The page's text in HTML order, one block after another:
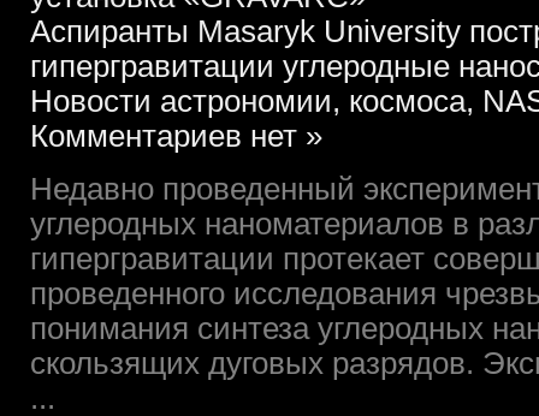
Аспиранты Masaryk University
гипергравитации углеродные
Новости астрономии, космоса,
Комментариев нет »
Недавно проведенный
углеродных наноматериалов в
гипергравитации протекает
проведенного исследования
понимания синтеза углеродных
скользящих дуговых разрядов.
...